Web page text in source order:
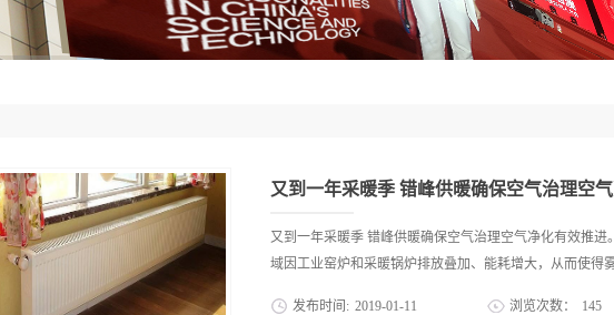
又到一年采暖季 错峰供暖确保空气治理空气
又到一年采暖季 错峰供暖确保空气治理空气净化有效
域因工业窑炉和采暖锅炉排放叠加、能耗增大，从而使得
发布时间: 2019-01-11 浏览次数： 145